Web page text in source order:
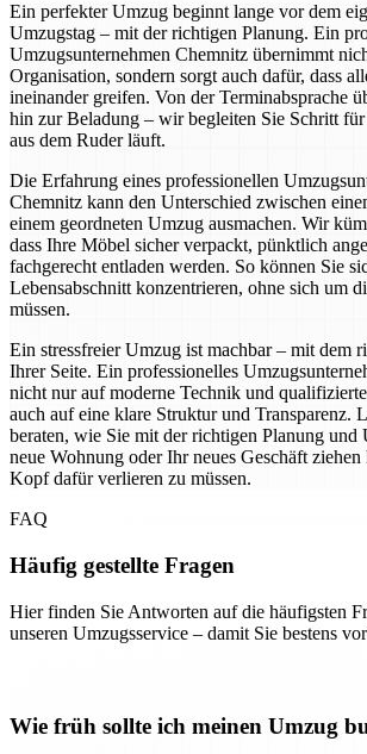
Ein perfekter Umzug beginnt lange vor dem
Umzugstag – mit der richtigen Planung. Ein
Umzugsunternehmen Chemnitz übernimmt
Organisation, sondern sorgt auch dafür, dass
ineinander greifen. Von der Terminabsprache
hin zur Beladung – wir begleiten Sie Schritt
aus dem Ruder läuft.
Die Erfahrung eines professionellen
Chemnitz kann den Unterschied zwischen
einem geordneten Umzug ausmachen. Wir
dass Ihre Möbel sicher verpackt, pünktlich
fachgerecht entladen werden. So können Sie
Lebensabschnitt konzentrieren, ohne sich um
müssen.
Ein stressfreier Umzug ist machbar – mit dem
Ihrer Seite. Ein professionelles
nicht nur auf moderne Technik und
auch auf eine klare Struktur und Transparenz.
beraten, wie Sie mit der richtigen Planung und
neue Wohnung oder Ihr neues Geschäft
Kopf dafür verlieren zu müssen.
FAQ
Häufig gestellte Fragen
Hier finden Sie Antworten auf die häufigsten
unseren Umzugsservice – damit Sie bestens
Wie früh sollte ich meinen Umzug